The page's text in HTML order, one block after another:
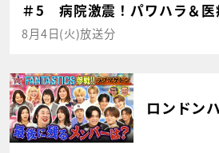
＃5 病院激震！パワハラ＆医
8月4日(火)放送分
ロンドン